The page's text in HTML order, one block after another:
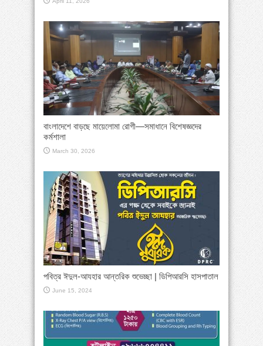
বাংলাদেশে বাড়ছে মায়েলোমা রোগী—সমাধানে বিশেষজ্ঞদের
কর্মশালা
March 30, 2026
পবিত্র ঈদুল-আযহার আন্তরিক শুভেচ্ছা | ডিপিআরসি হাসপাতাল
June 15, 2024